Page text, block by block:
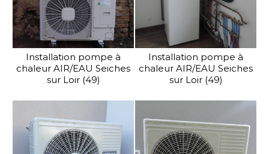
Installation pompe à
chaleur AIR/EAU Seiches
sur Loir (49)
Installation pompe à
chaleur AIR/EAU Seiches
sur Loir (49)